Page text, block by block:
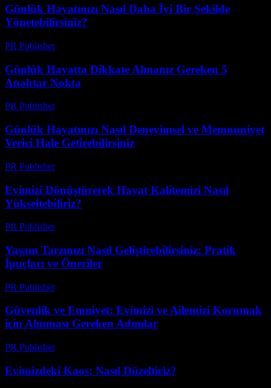
Günlük Hayatınızı Nasıl Daha İyi Bir Şekilde
Yönetebilirsiniz?
PR Publisher-
Günlük Hayatta Dikkate Almanız Gereken 5
Anahtar Nokta
PR Publisher-
Günlük Hayatınızı Nasıl Deneyimsel ve Memnuniyet
Verici Hale Getirebilirsiniz
PR Publisher-
Evimizi Dönüştürerek Hayat Kalitemizi Nasıl
Yükseltebiliriz?
PR Publisher-
Yaşam Tarzınızı Nasıl Geliştirebilirsiniz: Pratik
İpuçları ve Öneriler
PR Publisher-
Güvenlik ve Emniyet: Evimizi ve Ailemizi Korumak
için Alınması Gereken Adımlar
PR Publisher-
Evimizdeki Kaos: Nasıl Düzeltiriz?